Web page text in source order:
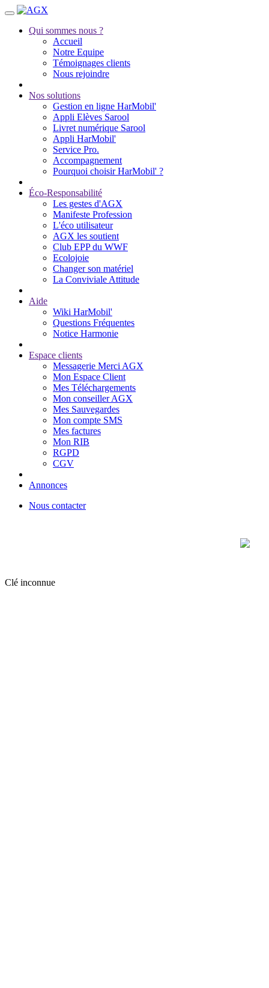
Qui sommes nous ?
Accueil
Notre Equipe
Témoignages clients
Nous rejoindre
Nos solutions
Gestion en ligne HarMobil'
Appli Elèves Sarool
Livret numérique Sarool
Appli HarMobil'
Service Pro.
Accompagnement
Pourquoi choisir HarMobil' ?
Éco-Responsabilité
Les gestes d'AGX
Manifeste Profession
L'éco utilisateur
AGX les soutient
Club EPP du WWF
Ecolojoie
Changer son matériel
La Conviviale Attitude
Aide
Wiki HarMobil'
Questions Fréquentes
Notice Harmonie
Espace clients
Messagerie Merci AGX
Mon Espace Client
Mes Téléchargements
Mon conseiller AGX
Mes Sauvegardes
Mon compte SMS
Mes factures
Mon RIB
RGPD
CGV
Annonces
Nous contacter
Clé inconnue